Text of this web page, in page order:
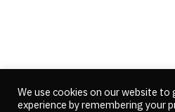
We use cookies on our website
experience by remembering your